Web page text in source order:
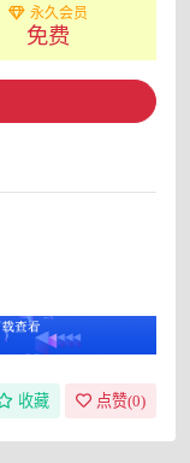
永久会员
免费
收藏 点赞(0)